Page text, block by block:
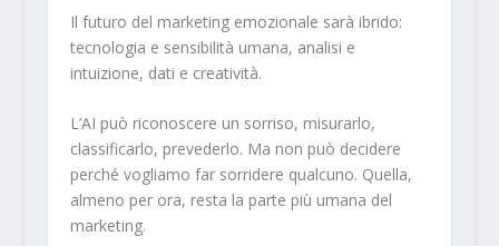
Il futuro del marketing emozionale sarà ibrido:
tecnologia e sensibilità umana, analisi e
intuizione, dati e creatività.
L’AI può riconoscere un sorriso, misurarlo,
classificarlo, prevederlo. Ma non può decidere
perché vogliamo far sorridere qualcuno. Quella,
almeno per ora, resta la parte più umana del
marketing.